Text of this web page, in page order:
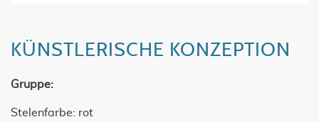
KÜNSTLERISCHE KONZEPTION
Gruppe:
Stelenfarbe: rot